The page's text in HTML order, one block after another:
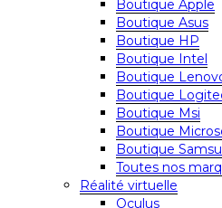
Boutique Apple
Boutique Asus
Boutique HP
Boutique Intel
Boutique
Boutique
Boutique Msi
Boutique
Boutique
Toutes nos
Réalité virtuelle
Oculus